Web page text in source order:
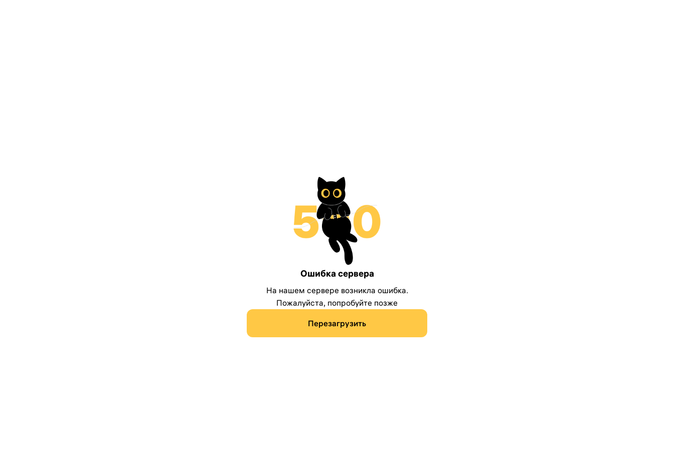
Ошибка сервера
На нашем сервере возникла ошибка.
Пожалуйста, попробуйте позже
Перезагрузить